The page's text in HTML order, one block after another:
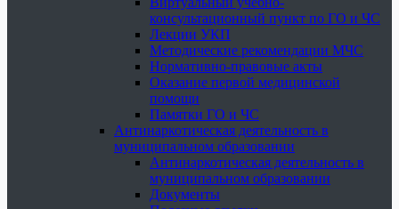
консультационный пункт по ГО и ЧС
Лекции УКП
Методические рекомендации МЧС
Нормативно-правовые акты
Оказание первой медицинской
помощи
Памятки ГО и ЧС
Антинаркотическая деятельность в
муниципальном образовании
Антинаркотическая деятельность в
муниципальном образовании
Документы